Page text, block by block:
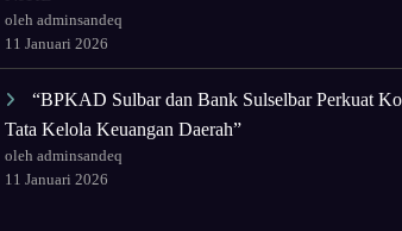
oleh adminsandeq
11 Januari 2026
“BPKAD Sulbar dan Bank Sulselbar Perkuat
Tata Kelola Keuangan Daerah”
oleh adminsandeq
11 Januari 2026